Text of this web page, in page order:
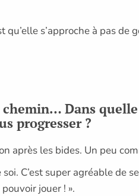
qu’elle s’approche à pas
Dans
progresser ?
après les bides. Un peu
C’est super agréable de
jouer ! ».